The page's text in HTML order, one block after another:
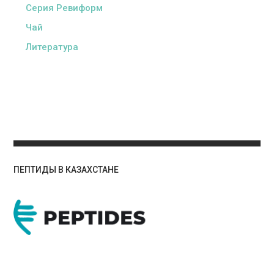
Серия Ревиформ
Чай
Литература
ПЕПТИДЫ В КАЗАХСТАНЕ